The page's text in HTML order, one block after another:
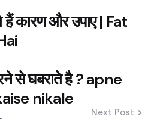
हैं कारण और उपाए | Fat
से घबराते है ? apne
nikale
Next Post